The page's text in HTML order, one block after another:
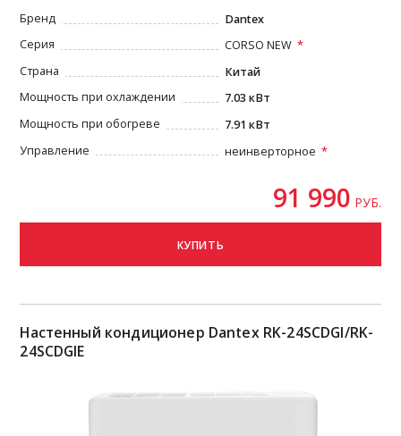
Бренд
Dantex
Серия
CORSO NEW
Страна
Китай
Мощность при охлаждении
7.03 кВт
Мощность при обогреве
7.91 кВт
Управление
неинверторное
91 990 РУБ.
КУПИТЬ
Настенный кондиционер Dantex RK-24SCDGI/RK-
24SCDGIE